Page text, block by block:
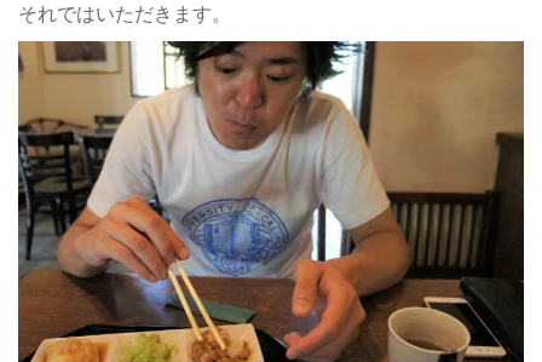
それではいただきます。